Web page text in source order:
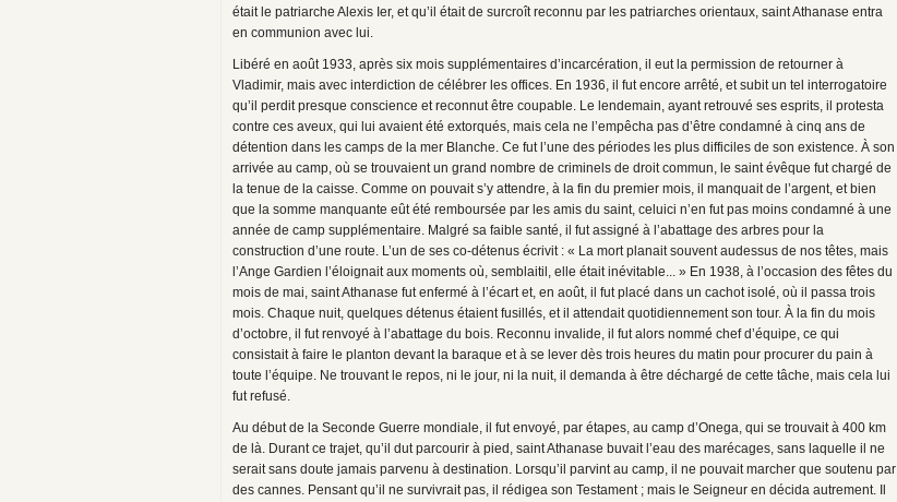
était le patriarche Alexis Ier, et qu’il était de surcroît reconnu par les patriarches orientaux, saint Athanase entra
en communion avec lui.
Libéré en août 1933, après six mois supplémentaires d’incarcération, il eut la permission de retourner à
Vladimir, mais avec interdiction de célébrer les offices. En 1936, il fut encore arrêté, et subit un tel interrogatoire
qu’il perdit presque conscience et reconnut être coupable. Le lendemain, ayant retrouvé ses esprits, il protesta
contre ces aveux, qui lui avaient été extorqués, mais cela ne l’empêcha pas d’être condamné à cinq ans de
détention dans les camps de la mer Blanche. Ce fut l’une des périodes les plus difficiles de son existence. À son
arrivée au camp, où se trouvaient un grand nombre de criminels de droit commun, le saint évêque fut chargé de
la tenue de la caisse. Comme on pouvait s’y attendre, à la fin du premier mois, il manquait de l’argent, et bien
que la somme manquante eût été remboursée par les amis du saint, celuici n’en fut pas moins condamné à une
année de camp supplémentaire. Malgré sa faible santé, il fut assigné à l’abattage des arbres pour la
construction d’une route. L’un de ses co-détenus écrivit : « La mort planait souvent audessus de nos têtes, mais
l’Ange Gardien l’éloignait aux moments où, semblaitil, elle était inévitable... » En 1938, à l’occasion des fêtes du
mois de mai, saint Athanase fut enfermé à l’écart et, en août, il fut placé dans un cachot isolé, où il passa trois
mois. Chaque nuit, quelques détenus étaient fusillés, et il attendait quotidiennement son tour. À la fin du mois
d’octobre, il fut renvoyé à l’abattage du bois. Reconnu invalide, il fut alors nommé chef d’équipe, ce qui
consistait à faire le planton devant la baraque et à se lever dès trois heures du matin pour procurer du pain à
toute l’équipe. Ne trouvant le repos, ni le jour, ni la nuit, il demanda à être déchargé de cette tâche, mais cela lui
fut refusé.
Au début de la Seconde Guerre mondiale, il fut envoyé, par étapes, au camp d’Onega, qui se trouvait à 400 km
de là. Durant ce trajet, qu’il dut parcourir à pied, saint Athanase buvait l’eau des marécages, sans laquelle il ne
serait sans doute jamais parvenu à destination. Lorsqu’il parvint au camp, il ne pouvait marcher que soutenu par
des cannes. Pensant qu’il ne survivrait pas, il rédigea son Testament ; mais le Seigneur en décida autrement. Il